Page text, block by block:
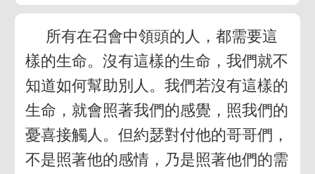
所有在召會中領頭的人，都需要這
樣的生命。沒有這樣的生命，我們就不
知道如何幫助別人。我們若沒有這樣的
生命，就會照著我們的感覺，照我們的
憂喜接觸人。但約瑟對付他的哥哥們，
不是照著他的感情，乃是照著他們的需